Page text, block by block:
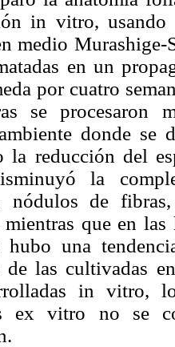
in vitro, usando
medio
en un
por cuatro
se procesaron
donde se
reducción del
la
nódulos de
que en
hubo una
las cultivadas
in vitro,
ex vitro no se